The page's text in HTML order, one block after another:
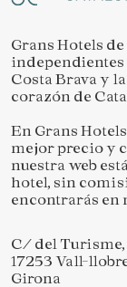
Grans Hotels
independientes
Costa Brava y
corazón de
En Grans
mejor precio y
nuestra web
hotel, sin
encontrarás en
C/ del Turisme,
17253 Vall-
Girona